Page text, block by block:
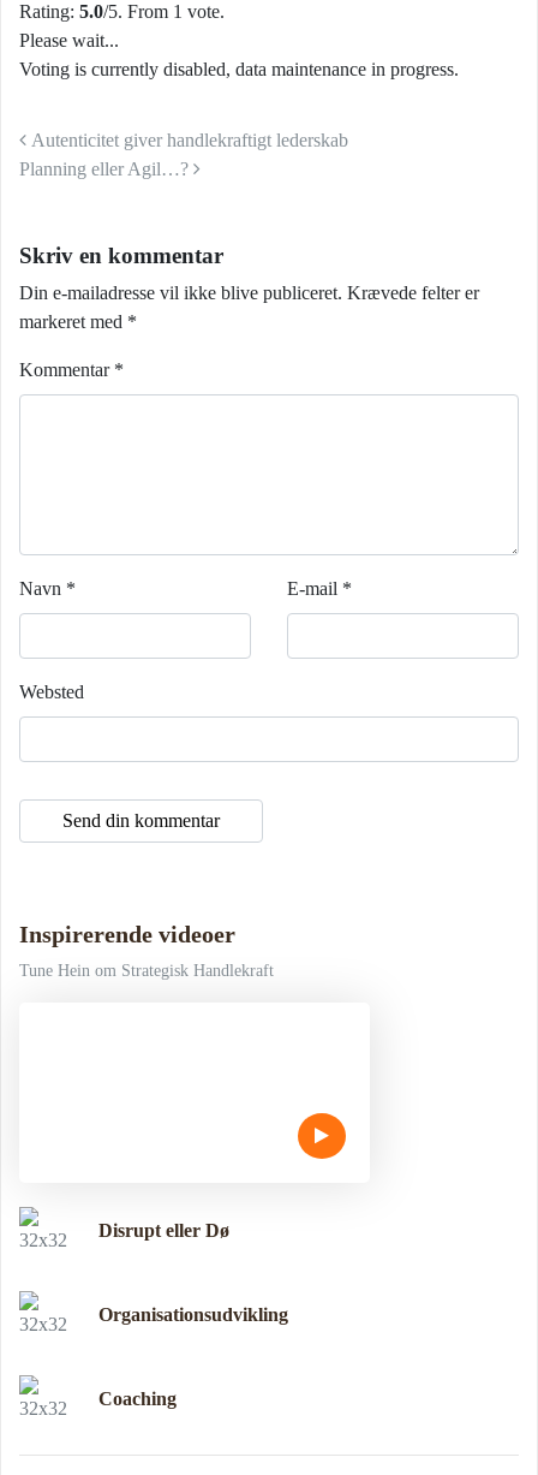
Rating: 5.0/5. From 1 vote.
Please wait...
Voting is currently disabled, data maintenance in progress.
Indlæg navigation
Autenticitet giver handlekraftigt lederskab
Planning eller Agil…?
Skriv en kommentar
Din e-mailadresse vil ikke blive publiceret. Krævede felter er
markeret med *
Kommentar *
Navn * E-mail *
Websted
Inspirerende videoer
Tune Hein om Strategisk Handlekraft
Disrupt eller Dø
Organisationsudvikling
Coaching